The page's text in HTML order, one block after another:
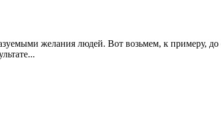
желания людей. Вот возьмем, к примеру,